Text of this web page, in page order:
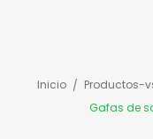
Inicio Productos-
Gafas de